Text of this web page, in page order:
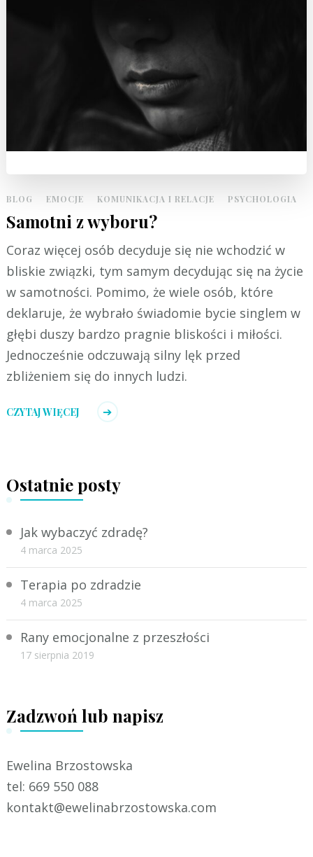
BLOG EMOCJE KOMUNIKACJA I RELACJE PSYCHOLOGIA
Samotni z wyboru?
Coraz więcej osób decyduje się nie wchodzić w
bliskie związki, tym samym decydując się na życie
w samotności. Pomimo, że wiele osób, które
deklaruje, że wybrało świadomie bycie singlem w
głębi duszy bardzo pragnie bliskości i miłości.
Jednocześnie odczuwają silny lęk przed
zbliżeniem się do innych ludzi.
CZYTAJ WIĘCEJ
Ostatnie posty
Jak wybaczyć zdradę?
4 marca 2025
Terapia po zdradzie
4 marca 2025
Rany emocjonalne z przeszłości
17 sierpnia 2019
Zadzwoń lub napisz
Ewelina Brzostowska
tel: 669 550 088
kontakt@ewelinabrzostowska.com